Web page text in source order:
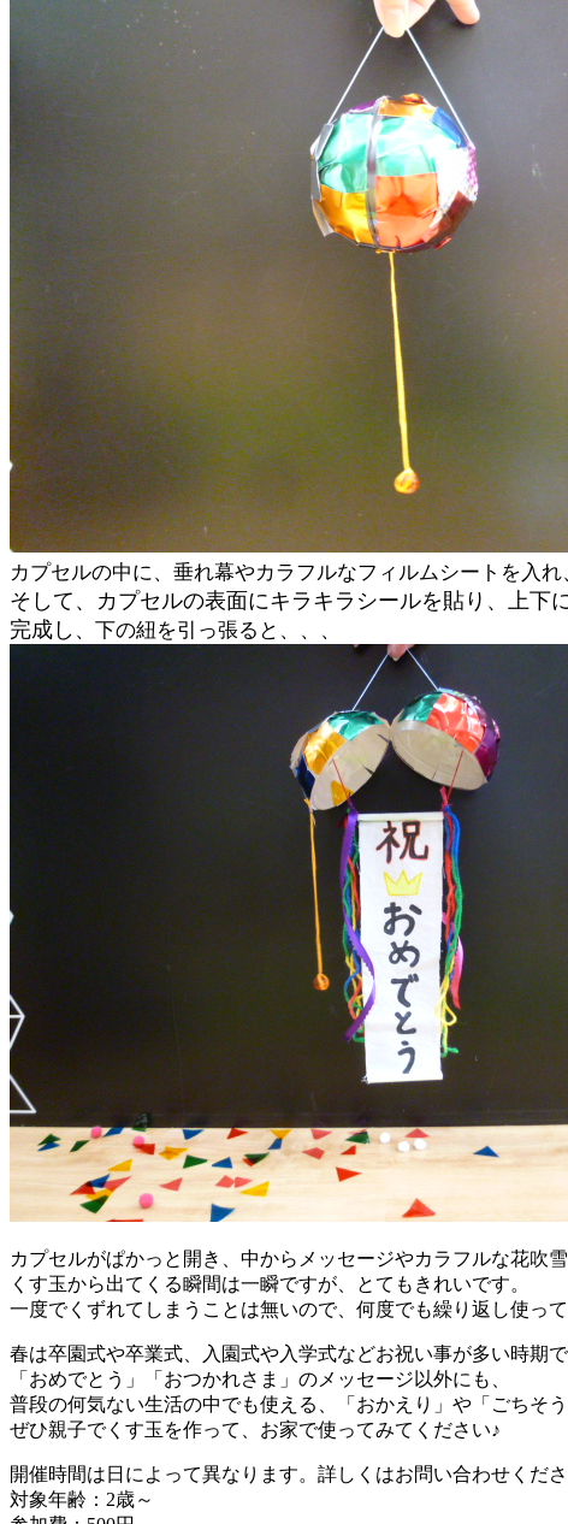
カプセルの中に、垂れ幕やカラフルなフィルムシートを入れ
そして、カプセルの表面にキラキラシールを貼り、上下
完成し 、下の紐を引っ張ると、、、
カプセルがぱかっと開き、中からメッセージやカラフルな花吹雪
くす玉から出てくる瞬間は一瞬ですが、とてもきれいです。
一度でくずれてしまうことは無いので、何度でも繰り返し使って
春は卒園式や卒業式、入園式や入学式などお祝い事が多い時期で
「おめでとう」「おつかれさま」のメッセージ以外にも、
普段の何気ない生活の中でも使える、「おかえり」や「ごちそう
ぜひ親子でくす玉を作って、お家で使ってみてください♪
開催時間は日によって異なります。詳しくはお問い合わせくださ
対象年齢：2歳～